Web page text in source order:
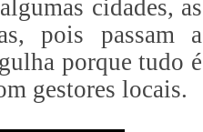
cidades, as
pois passam a
porque tudo é
gestores locais.